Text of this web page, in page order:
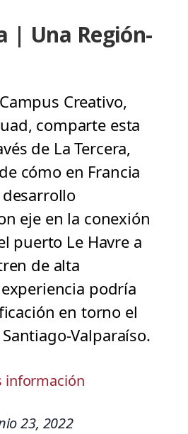
| Una Región-
Creativo,
comparte esta
de La Tercera,
cómo en Francia
eje en la conexión
puerto Le Havre a
de alta
podría
en torno el
Valparaíso.
información
23, 2022